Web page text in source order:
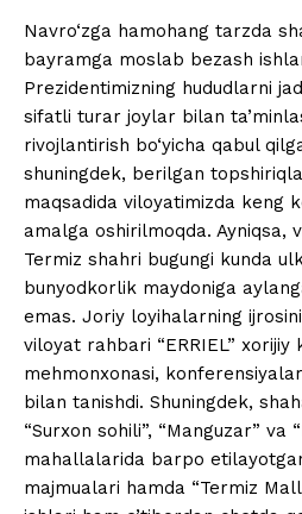
Navro‘zga hamohang tarzda
bayramga moslab bezash
Prezidentimizning hududlarni
sifatli turar joylar bilan
rivojlantirish bo‘yicha qabul
shuningdek, berilgan
maqsadida viloyatimizda keng
amalga oshirilmoqda. Ayniqsa,
Termiz shahri bugungi kunda
bunyodkorlik maydoniga
emas. Joriy loyihalarning
viloyat rahbari “ERRIEL” xorijiy
mehmonxonasi,
bilan tanishdi. Shuningdek,
“Surxon sohili”, “Manguzar” va
mahallalarida barpo
majmualari hamda “Termiz